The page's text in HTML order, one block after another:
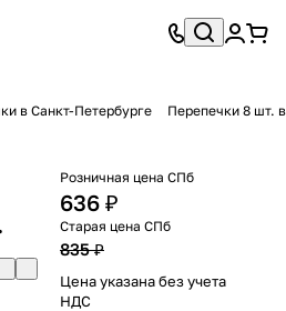
в Санкт-Петербурге Перепечки 8 шт.
Розничная цена СПб
636 ₽
Старая цена СПб
835 ₽
Цена указана без учета
НДС